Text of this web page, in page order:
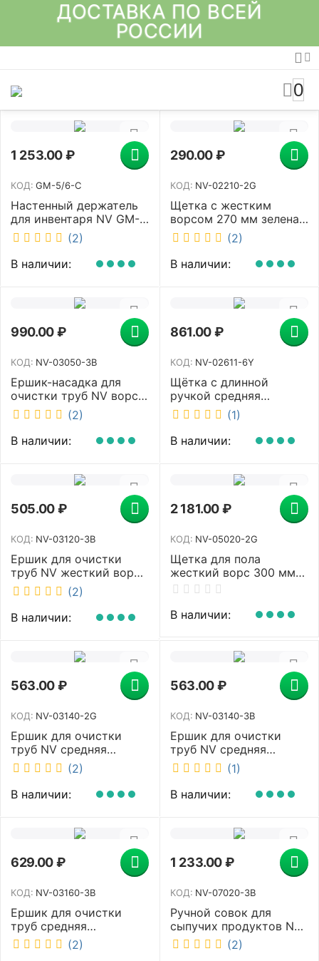
ДОСТАВКА ПО ВСЕЙ
РОССИИ
0
1 253.00₽
КОД: GM-5/6-C
Настенный держатель
для инвентаря NV GM-
5/6-C
(2)
В наличии:
290.00₽
КОД: NV-02210-2G
Щетка с жестким
ворсом 270 мм зеленая
NV-02210-2G
(2)
В наличии:
990.00₽
КОД: NV-03050-3B
Ершик-насадка для
очистки труб NV ворс
средней жесткости
диаметр 50 мм синий
NV-03050-3B
(2)
В наличии:
861.00₽
КОД: NV-02611-6Y
Щётка с длинной
ручкой средняя
жесткость 410 мм
желтая NV-02611-6Y
(1)
В наличии:
505.00₽
КОД: NV-03120-3B
Ершик для очистки
труб NV жесткий ворс
диаметр 20 мм синий
NV-03120-3B
(2)
В наличии:
2 181.00₽
КОД: NV-05020-2G
Щетка для пола
жесткий ворс 300 мм
зеленая NV-05020-2G
В наличии:
563.00₽
КОД: NV-03140-2G
Ершик для очистки
труб NV средняя
жесткость диаметр 40
мм зеленый NV-03140-
2G
(2)
В наличии:
563.00₽
КОД: NV-03140-3B
Ершик для очистки
труб NV средняя
жесткость диаметр 40
мм синий NV-03140-3B
(1)
В наличии:
629.00₽
КОД: NV-03160-3B
Ершик для очистки
труб средняя
жесткость диаметр 60
мм синий NV-03160-3B
(2)
1 233.00₽
КОД: NV-07020-3B
Ручной совок для
сыпучих продуктов NV
большой 2 л 43 см
синий NV-07020-3B
(2)